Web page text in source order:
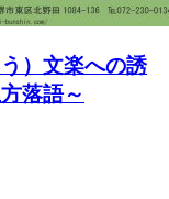
）文楽への誘
落語～